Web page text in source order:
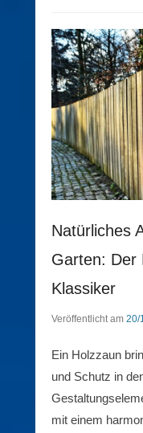
Natürliches
Garten: Der
Klassiker
Veröffentlicht am 20/
Ein Holzzaun
und Schutz in
mit einem